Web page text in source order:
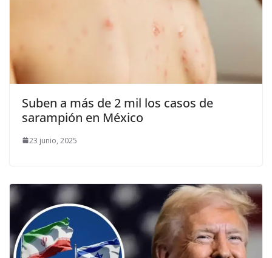
Suben a más de 2 mil los casos de
sarampión en México
23 junio, 2025